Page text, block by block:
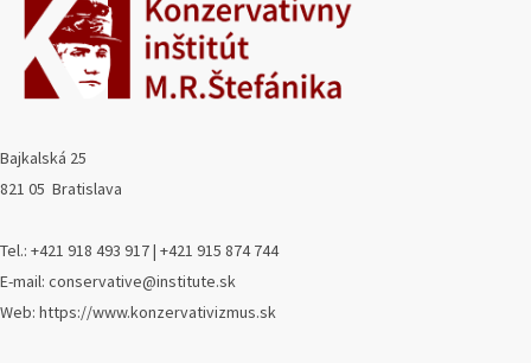
Bajkalská 25
821 05 Bratislava
Tel.: +421 918 493 917 | +421 915 874 744
E-mail: conservative@institute.sk
Web: https://www.konzervativizmus.sk